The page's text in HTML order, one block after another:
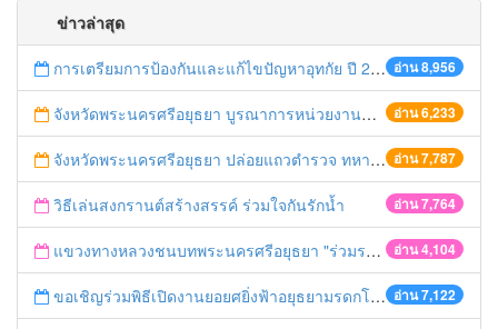
ข่าวล่าสุด
อ่าน 8,956
การเตรียมการป้องกันและแก้ไขปัญหาอุทกัย ปี 2561
อ่าน 6,233
จังหวัดพระนครศรีอยุธยา บูรณาการหน่วยงานที่เกี่ยวข้อง ลงพื้นที่จัดระเบียบและดำเนินมาตรการตามบทลงโทษสูงสุดกับผู้ประกอบการร้านค้าที่ยังฝ่าฝืนตั้งร้านค้ารุกล้ำเขตพื้นที่ทางหลวง เตรียมความปลอดภัยก่อนเทศกาลสงกรานต์
อ่าน 7,787
จังหวัดพระนครศรีอยุธยา ปล่อยแถวตำรวจ ทหาร ฝ่ายปกครอง กว่า 100 นาย ตรวจเข้มท่ารถสาธารณะ สถานีขนส่งรถโดยสาร วินรถตู้ และสถานีรถไฟ เตรียมรับมือเทศกาลสงกรานต์
อ่าน 7,764
วิธีเล่นสงกรานต์สร้างสรรค์ ร่วมใจกันรักน้ำ
อ่าน 4,104
แขวงทางหลวงชนบทพระนครศรีอยุธยา "ร่วมรณรงค์ ขับช้า เปิดไฟหน้า คาดเข็มขัด" เทศกาลสงกรานต์ ปี 2561
อ่าน 7,122
ขอเชิญร่วมพิธีเปิดงานยอยศยิ่งฟ้าอยุธยามรดกโลก